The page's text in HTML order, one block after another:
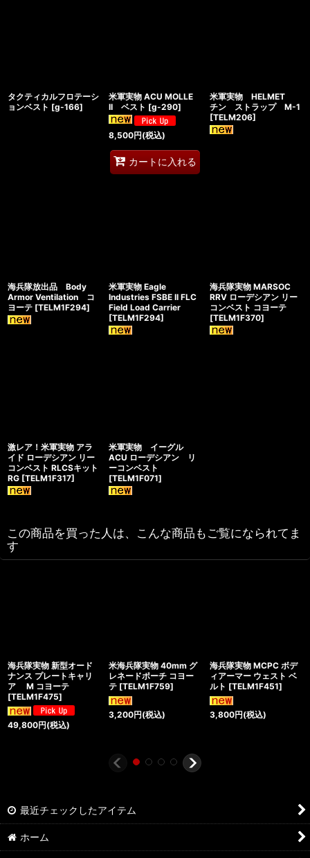
タクティカルフロテーシ
ョンベスト [g-166]
米軍実物 ACU MOLLE
II ベスト [g-290]
8,500円(税込)
カートに入れる
米軍実物 HELMET
チン ストラップ M-1
[TELM206]
海兵隊放出品 Body
Armor Ventilation コ
ヨーテ [TELM1F294]
米軍実物 Eagle
Industries FSBE II FLC
Field Load Carrier
[TELM1F294]
海兵隊実物 MARSOC
RRV ローデシアン リー
コンベスト コヨーテ
[TELM1F370]
激レア！米軍実物 アラ
イド ローデシアン リー
コンベスト RLCSキット
RG [TELM1F317]
米軍実物 イーグル
ACU ローデシアン リ
ーコンベスト
[TELM1F071]
この商品を買った人は、こんな商品もご覧になられてま
す
海兵隊実物 新型オード
ナンス プレートキャリ
ア M コヨーテ
[TELM1F475]
49,800円(税込)
米海兵隊実物 40mm グ
レネードポーチ コヨー
テ [TELM1F759]
3,200円(税込)
海兵隊実物 MCPC ボデ
ィアーマー ウェスト ベ
ルト [TELM1F451]
3,800円(税込)
最近チェックしたアイテム
ホーム